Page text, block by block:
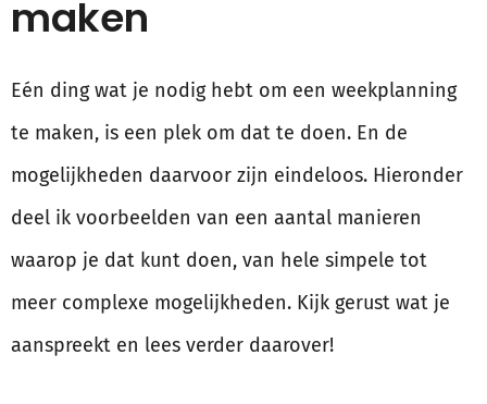
maken
Eén ding wat je nodig hebt om een weekplanning
te maken, is een plek om dat te doen. En de
mogelijkheden daarvoor zijn eindeloos. Hieronder
deel ik voorbeelden van een aantal manieren
waarop je dat kunt doen, van hele simpele tot
meer complexe mogelijkheden. Kijk gerust wat je
aanspreekt en lees verder daarover!